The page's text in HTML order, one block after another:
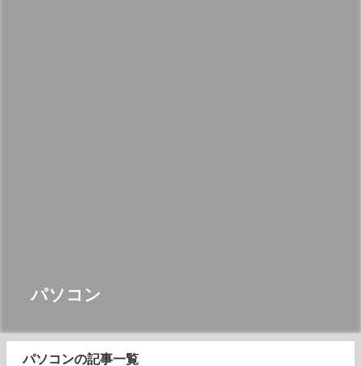
パソコン
パソコンの記事一覧